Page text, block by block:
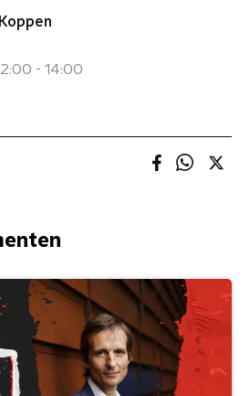
- 14:00